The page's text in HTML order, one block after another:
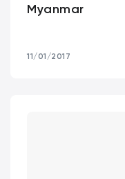
Myanmar
11/01/2017